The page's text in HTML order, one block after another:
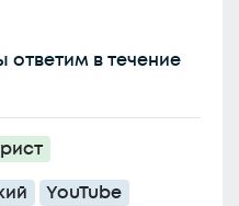
ответим в течение
YouTube